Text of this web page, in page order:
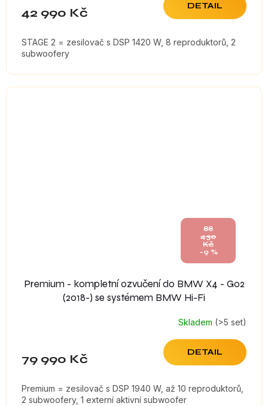
42 990 Kč DETAIL
STAGE 2 = zesilovač s DSP 1420 W, 8 reproduktorů, 2
subwoofery
88
430
Kč
–9 %
Premium - kompletní ozvučení do BMW X4 - G02
(2018-) se systémem BMW Hi-Fi
Skladem (>5 set)
79 990 Kč DETAIL
Premium = zesilovač s DSP 1940 W, až 10 reproduktorů,
2 subwoofery, 1 externí aktivní subwoofer